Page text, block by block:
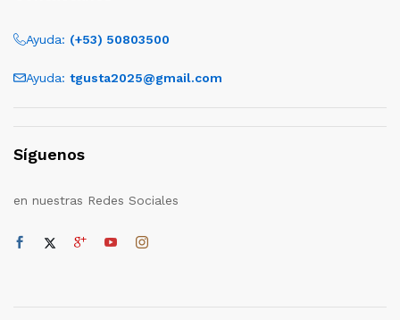
Ayuda: (+53) 50803500
Ayuda: tgusta2025@gmail.com
Síguenos
en nuestras Redes Sociales